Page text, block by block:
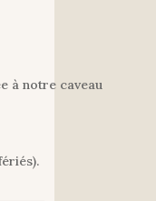
à notre caveau